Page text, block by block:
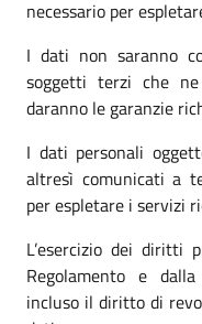
necessario per
I dati non saranno
soggetti terzi che
daranno le garanzie
I dati personali
altresì comunicati a
per espletare i servizi
L’esercizio dei
Regolamento e
incluso il diritto di